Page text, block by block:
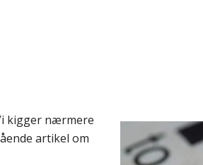
kigger nærmere
artikel om